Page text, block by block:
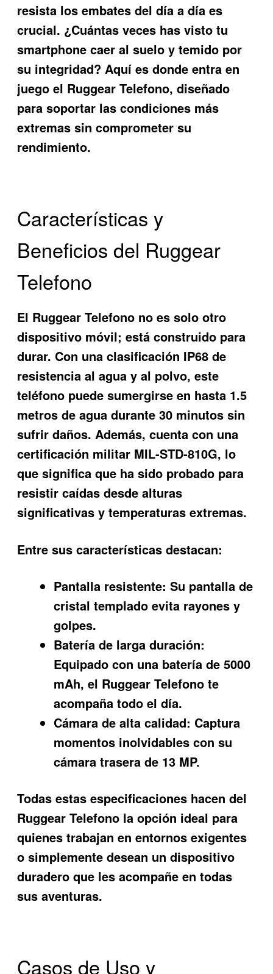
resista los embates del día a día es
crucial. ¿Cuántas veces has visto tu
smartphone caer al suelo y temido por
su integridad? Aquí es donde entra en
juego el Ruggear Telefono, diseñado
para soportar las condiciones más
extremas sin comprometer su
rendimiento.
Características y
Beneficios del Ruggear
Telefono
El Ruggear Telefono no es solo otro
dispositivo móvil; está construido para
durar. Con una clasificación IP68 de
resistencia al agua y al polvo, este
teléfono puede sumergirse en hasta 1.5
metros de agua durante 30 minutos sin
sufrir daños. Además, cuenta con una
certificación militar MIL-STD-810G, lo
que significa que ha sido probado para
resistir caídas desde alturas
significativas y temperaturas extremas.
Entre sus características destacan:
Pantalla resistente: Su pantalla de
cristal templado evita rayones y
golpes.
Batería de larga duración:
Equipado con una batería de 5000
mAh, el Ruggear Telefono te
acompaña todo el día.
Cámara de alta calidad: Captura
momentos inolvidables con su
cámara trasera de 13 MP.
Todas estas especificaciones hacen del
Ruggear Telefono la opción ideal para
quienes trabajan en entornos exigentes
o simplemente desean un dispositivo
duradero que les acompañe en todas
sus aventuras.
Casos de Uso y